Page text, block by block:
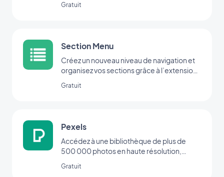
Gratuit
Section Menu
Créez un nouveau niveau de navigation et
organisez vos sections grâce à l’extension
Gratuit
Pexels
Accédez à une bibliothèque de plus de
500 000 photos en haute résolution,
Gratuit